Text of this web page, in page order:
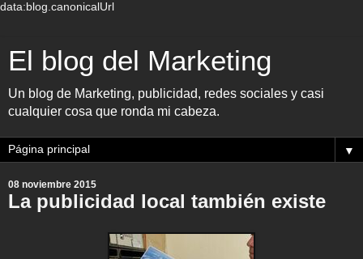
data:blog.canonicalUrl
El blog del Marketing
Un blog de Marketing, publicidad, redes sociales y casi
cualquier cosa que ronda mi cabeza.
▼
08 noviembre 2015
La publicidad local también existe